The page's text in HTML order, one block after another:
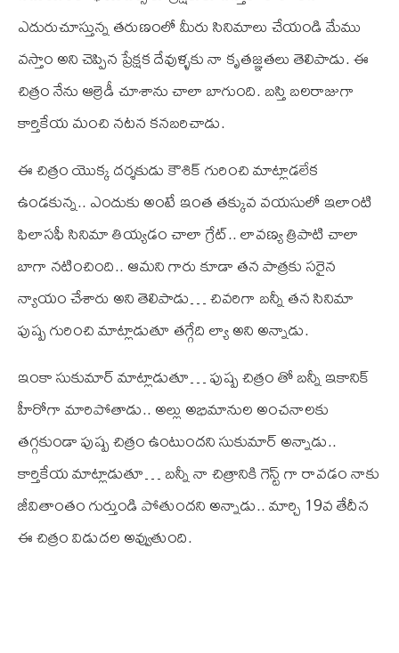
ఎదురుచూస్తున్న తరుణంలో మీరు సినిమాలు చేయండి మేము
వస్తాం అని చెప్పిన ప్రేక్షక దేవుళ్ళకు నా కృతజ్ఞతలు తెలిపాడు. ఈ
చిత్రం నేను ఆల్రెడీ చూశాను చాలా బాగుంది. బస్తి బలరాజుగా
కార్తికేయ మంచి నటన కనబరిచాడు.
ఈ చిత్రం యొక్క దర్శకుడు కౌశిక్ గురించి మాట్లాడలేక
ఉండకున్న.. ఎందుకు అంటే ఇంత తక్కువ వయసులో ఇలాంటి
ఫిలాసఫీ సినిమా తియ్యడం చాలా గ్రేట్.. లావణ్య త్రిపాటి చాలా
బాగా నటించింది.. ఆమని గారు కూడా తన పాత్రకు సరైన
న్యాయం చేశారు అని తెలిపాడు… చివరిగా బన్నీ తన సినిమా
పుష్ప గురించి మాట్లాడుతూ తగ్గేది ల్యా అని అన్నాడు.
ఇంకా సుకుమార్ మాట్లాడుతూ… పుష్ప చిత్రం తో బన్నీ ఇకానిక్
హీరోగా మారిపోతాడు.. అల్లు అభిమానుల అంచనాలకు
తగ్గకుండా పుష్ప చిత్రం ఉంటుందని సుకుమార్ అన్నాడు..
కార్తికేయ మాట్లాడుతూ… బన్నీ నా చిత్రానికి గెస్ట్ గా రావడం నాకు
జీవితాంతం గుర్తుండి పోతుందని అన్నాడు.. మార్చి 19వ తేదీన
ఈ చిత్రం విడుదల అవ్వుతుంది.